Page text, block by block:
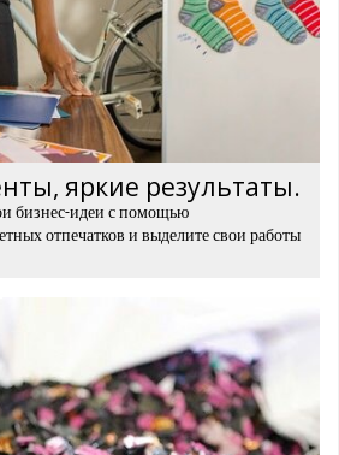
яркие результаты.
бизнес-идеи с помощью
отпечатков и выделите свои работы